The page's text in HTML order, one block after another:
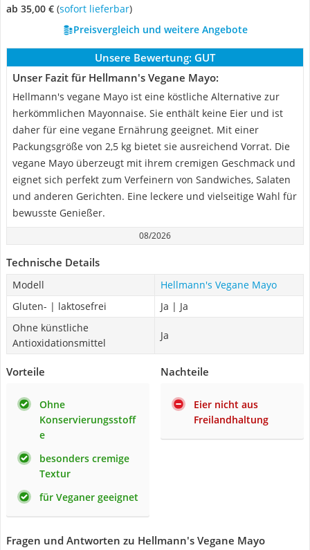
ab 35,00 € ( Sofort lieferbar)
Preisvergleich und weitere Angebote
Unsere Bewertung: GUT
Unser Fazit für Hellmann's Vegane Mayo:
Hellmann's vegane Mayo ist eine köstliche Alternative zur
herkömmlichen Mayonnaise. Sie enthält keine Eier und ist
daher für eine vegane Ernährung geeignet. Mit einer
Packungsgröße von 2,5 kg bietet sie ausreichend Vorrat. Die
vegane Mayo überzeugt mit ihrem cremigen Geschmack und
eignet sich perfekt zum Verfeinern von Sandwiches, Salaten
und anderen Gerichten. Eine leckere und vielseitige Wahl für
bewusste Genießer.
08/2026
Technische Details
Modell
Hellmann's Vegane Mayo
Gluten- | laktosefrei
Ja | Ja
Ohne künstliche
Antioxidationsmittel
Ja
Vorteile
Ohne
Konservierungsstoff
e
besonders cremige
Textur
für Veganer geeignet
Nachteile
Eier nicht aus
Freilandhaltung
Fragen und Antworten zu Hellmann's Vegane Mayo